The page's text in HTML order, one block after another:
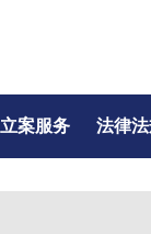
立案服务 法律